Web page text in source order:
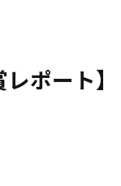
ポート】